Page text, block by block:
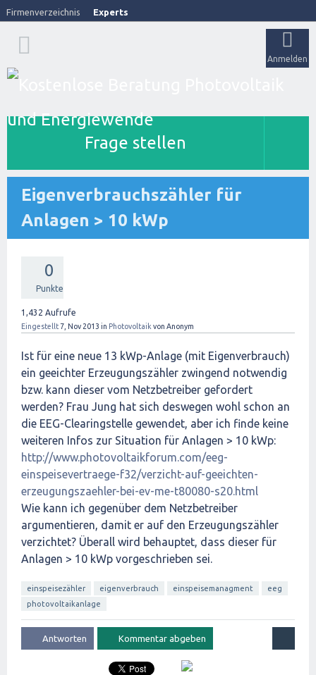
Firmenverzeichnis Experts
Anmelden
Frage stellen
Eigenverbrauchszähler für
Anlagen > 10 kWp
0
Punkte
1,432 Aufrufe
Eingestellt7, Nov 2013 in Photovoltaik von Anonym
Ist für eine neue 13 kWp-Anlage (mit Eigenverbrauch)
ein geeichter Erzeugungszähler zwingend notwendig
bzw. kann dieser vom Netzbetreiber gefordert
werden? Frau Jung hat sich deswegen wohl schon an
die EEG-Clearingstelle gewendet, aber ich finde keine
weiteren Infos zur Situation für Anlagen > 10 kWp:
http://www.photovoltaikforum.com/eeg-
einspeisevertraege-f32/verzicht-auf-geeichten-
erzeugungszaehler-bei-ev-me-t80080-s20.html
Wie kann ich gegenüber dem Netzbetreiber
argumentieren, damit er auf den Erzeugungszähler
verzichtet? Überall wird behauptet, dass dieser für
Anlagen > 10 kWp vorgeschrieben sei.
einspeisezähler eigenverbrauch einspeisemanagment
eeg
photovoltaikanlage